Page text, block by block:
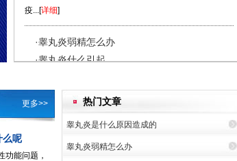
疫...[详细]
·睾丸炎弱精怎么办
·睾丸炎什么引起
·阳痿如何自我进行治疗呢
·男子阳痿早泄怎么办
近有不少男性朋友们咨询我们的在线医生：存在阴茎
头不外露的现象是包茎吗?针对这一问题，宁波普仁男科
医院医生介绍说，在包茎和包皮过长中都存在阴茎头不能
外露的现象，但是这[详细]
更多>>
么呢
功能问题，
热门文章
睾丸炎是什么原因造成的
睾丸炎弱精怎么办